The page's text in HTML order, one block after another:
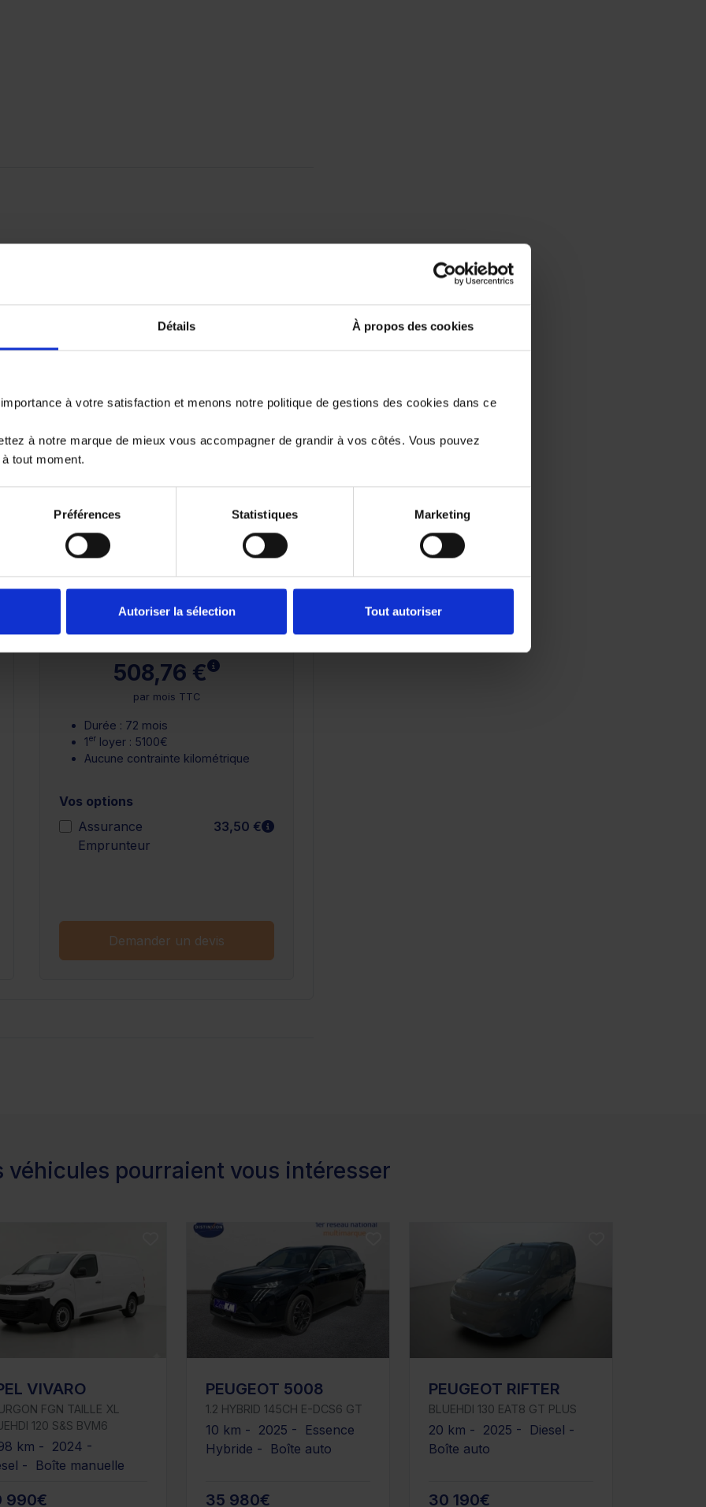
Détails À propos des cookies
à votre satisfaction et menons notre politique de gestions des cookies dans ce
à notre marque de mieux vous accompagner de grandir à vos côtés. Vous pouvez
tout moment.
Préférences Statistiques Marketing
Autoriser la sélection Tout autoriser
Vérifiez vos capacités de
25 000 km
savoir plus
savoir plus
Crédit Classique
508,76 € En savoir plus
par mois TTC
Durée : 72 mois
1er loyer : 5100€
Aucune contrainte kilométrique
Vos options
Assurance
Emprunteur
33,50 € En savoir plus
Demander un devis
véhicules pourraient vous intéresser
VIVARO
FGN TAILLE XL
120 S&S BVM6
km - 2024 -
- Boîte manuelle
990€
PEUGEOT 5008
1.2 HYBRID 145CH E-DCS6 GT
10 km - 2025 - Essence
Hybride - Boîte auto
35 980€
PEUGEOT RIFTER
BLUEHDI 130 EAT8 GT PLUS
20 km - 2025 - Diesel -
Boîte auto
30 190€